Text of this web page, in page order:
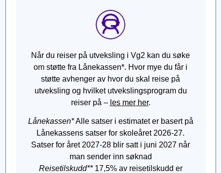
Når du reiser på utveksling i Vg2 kan du søke
om støtte fra Lånekassen*. Hvor mye du får i
støtte avhenger av hvor du skal reise på
utveksling og hvilket utvekslingsprogram du
reiser på – les mer her.
Lånekassen*Alle satser i estimatet er basert på
Lånekassens satser for skoleåret 2026-27.
Satser for året 2027-28 blir satt i juni 2027 når
man sender inn søknad
Reisetilskudd**17,5% av reisetilskudd er